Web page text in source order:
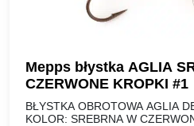
Mepps błystka AGLIA
CZERWONE KROPKI #1
BŁYSTKA OBROTOWA AGLIA
KOLOR: SREBRNA W